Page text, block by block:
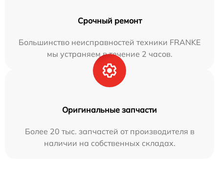
Срочный ремонт
Большинство неисправностей техники FRANKE
мы устраняем в течение 2 часов.
Оригинальные запчасти
Более 20 тыс. запчастей от производителя в
наличии на собственных складах.